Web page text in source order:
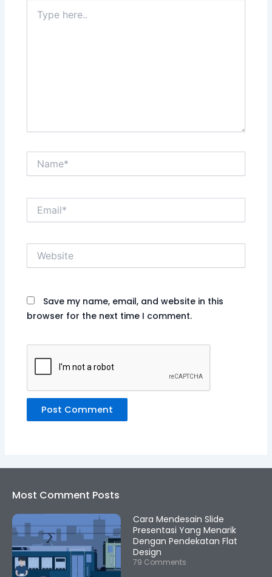
here..
Name*
Website
Save my name, email, and website in this
browser for the next time I comment.
Most Comment Posts
Cara Mendesain Slide
Presentasi Yang Menarik
Dengan Pendekatan Flat
Design
79 Comments